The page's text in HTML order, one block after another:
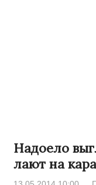
Надоело
лают на